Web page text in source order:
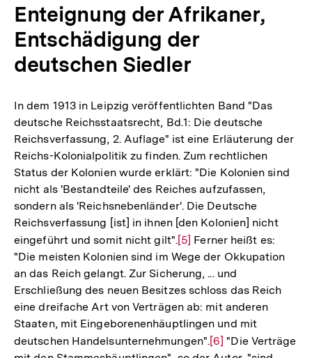
Enteignung der Afrikaner,
Entschädigung der
deutschen Siedler
In dem 1913 in Leipzig veröffentlichten Band "Das
deutsche Reichsstaatsrecht, Bd.1: Die deutsche
Reichsverfassung, 2. Auflage" ist eine Erläuterung der
Reichs-Kolonialpolitik zu finden. Zum rechtlichen
Status der Kolonien wurde erklärt: "Die Kolonien sind
nicht als 'Bestandteile' des Reiches aufzufassen,
sondern als 'Reichsnebenländer'. Die Deutsche
Reichsverfassung [ist] in ihnen [den Kolonien] nicht
eingeführt und somit nicht gilt".Zur
Auflösung
der
Fußnote
[5] Ferner heißt es:
"Die meisten Kolonien sind im Wege der Okkupation
an das Reich gelangt. Zur Sicherung, ... und
Erschließung des neuen Besitzes schloss das Reich
eine dreifache Art von Verträgen ab: mit anderen
Staaten, mit Eingeborenenhäuptlingen und mit
deutschen Handelsunternehmungen".Zur
[6] "Die Verträge